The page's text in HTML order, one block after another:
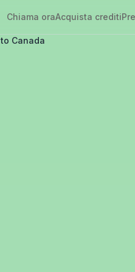
Chiama oraAcquista crediti
Canada